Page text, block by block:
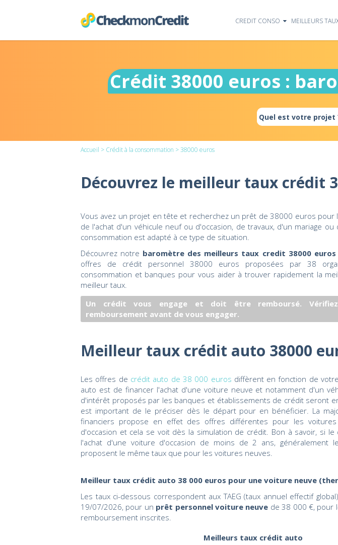
CREDIT CONSO MEILLEURS
Crédit 38000 euros :
Accueil > Crédit à la consommation > 38000 euros
Découvrez le meilleur taux crédit
Vous avez un projet en tête et recherchez un prêt de 38000 euros pour
de l'achat d'un véhicule neuf ou d'occasion, de travaux, d'un mariage ou
consommation est adapté à ce type de situation.
Découvrez notre baromètre des meilleurs taux credit 38000 euros
offres de crédit personnel 38000 euros proposées par 38
consommation et banques pour vous aider à trouver rapidement la
meilleur taux.
Un crédit vous engage et doit être remboursé.
remboursement avant de vous engager.
Meilleur taux crédit auto 38000
Les offres de crédit auto de 38 000 euros diffèrent en fonction de
auto est de financer l'achat d'une voiture neuve et notamment d'un
d'intérêt proposés par les banques et établissements de crédit seront
est important de le préciser dès le départ pour en bénéficier. La
financiers propose en effet des offres différentes pour les
d'occasion et cela se voit dès la simulation de crédit. Bon à savoir, si
l'achat d'une voiture d'occasion de moins de 2 ans, généralement
proposent le même taux que pour les voitures neuves.
Meilleur taux crédit auto 38 000 euros pour une voiture neuve
Les taux ci-dessous correspondent aux TAEG (taux annuel effectif
19/07/2026, pour un prêt personnel voiture neuve de 38 000 €, pour
remboursement inscrites.
Meilleurs taux crédit auto